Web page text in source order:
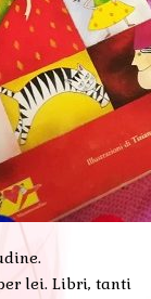
lei. Libri, tanti